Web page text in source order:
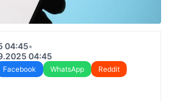
04:45•
04:45
Facebook WhatsApp
Reddit